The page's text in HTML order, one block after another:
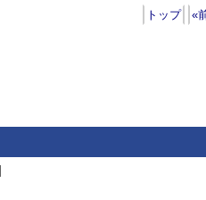
トップ «